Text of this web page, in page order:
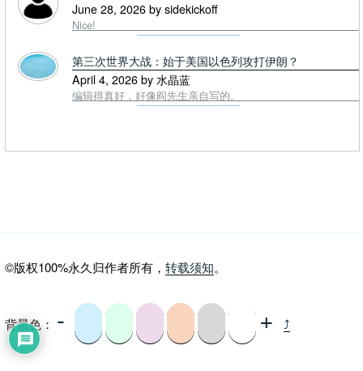
June 28, 2026 by sidekickoff
Nice!
第三次世界大战：始于美国以色列攻打伊朗？
April 4, 2026 by 水晶蓝
编辑得真好，好像阎先生亲自写的。
©版权100%永久归作者所有， 转载须知。
背景色： - + ⤴